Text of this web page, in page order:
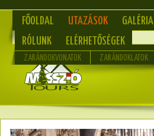
FŐOLDAL UTAZÁSOK
GALÉRIA
RÓLUNK
ELÉRHETŐSÉGEK
ZARÁNDOKVONATOK ZARÁNDOKLATOK